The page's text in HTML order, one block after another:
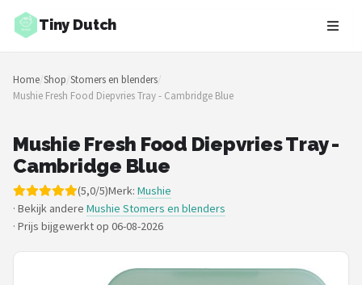
Tiny Dutch
Zoeken
NAVIGATIE
Merken
Blog
Speelgoed
Knuffel Cadeaus
Home/Shop/Stomers en blenders/
Mushie Fresh Food Diepvries Tray - Cambridge Blue
Mushie Fresh Food Diepvries Tray -
Cambridge Blue
(5,0/5)Merk: Mushie
· Bekijk andere Mushie Stomers en blenders
· Prijs bijgewerkt op 06-08-2026